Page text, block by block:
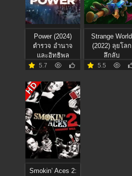
Power (2024)
ตำรวจ อำนาจ
และอิทธิพล
5.7
Strange World
(2022) ลุยโลก
ลึกลับ
5.5
HD
Smokin’ Aces 2: